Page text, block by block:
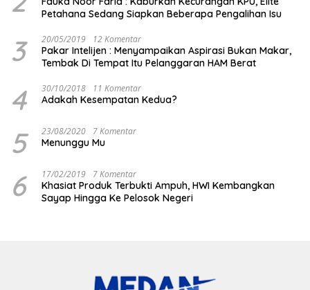
Petahana Sedang Siapkan Beberapa Pengalihan Isu
3 20/05/2019 12 Komentar
Pakar Intelijen : Menyampaikan Aspirasi Bukan Makar,
Tembak Di Tempat Itu Pelanggaran HAM Berat
4 30/10/2018 11 Komentar
Adakah Kesempatan Kedua?
5 23/08/2020 7 Komentar
Menunggu Mu
6 17/02/2019 7 Komentar
Khasiat Produk Terbukti Ampuh, HWI Kembangkan
Sayap Hingga Ke Pelosok Negeri